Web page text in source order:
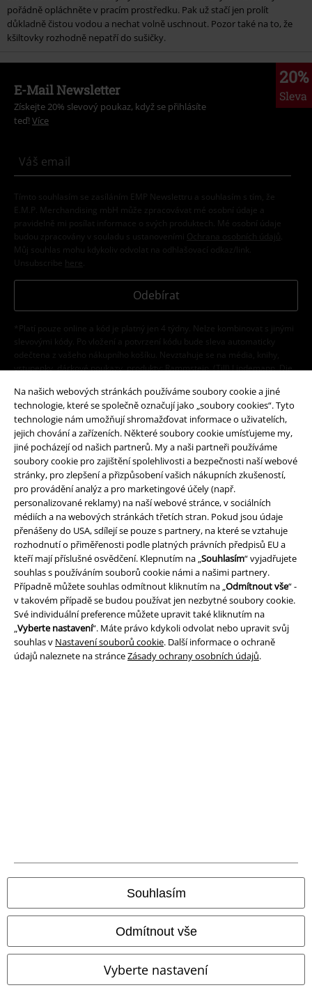
Na našich webových stránkách používáme soubory cookie a jiné
technologie, které se společně označují jako „soubory cookies“. Tyto
technologie nám umožňují shromažďovat informace o uživatelích,
jejich chování a zařízeních. Některé soubory cookie umísťujeme my,
jiné pocházejí od našich partnerů. My a naši partneři používáme
soubory cookie pro zajištění spolehlivosti a bezpečnosti naší webové
stránky, pro zlepšení a přizpůsobení vašich nákupních zkušeností,
pro provádění analýz a pro marketingové účely (např.
personalizované reklamy) na naší webové stránce, v sociálních
médiích a na webových stránkách třetích stran. Pokud jsou údaje
přenášeny do USA, sdílejí se pouze s partnery, na které se vztahuje
rozhodnutí o přiměřenosti podle platných právních předpisů EU a
kteří mají příslušné osvědčení. Klepnutím na „Souhlasím“ vyjadřujete
souhlas s používáním souborů cookie námi a našimi partnery.
Případně můžete souhlas odmítnout kliknutím na „Odmítnout vše“ -
v takovém případě se budou používat jen nezbytné soubory cookie.
Své individuální preference můžete upravit také kliknutím na
„Vyberte nastavení“. Máte právo kdykoli odvolat nebo upravit svůj
souhlas v Nastavení souborů cookie. Další informace o ochraně
údajů naleznete na stránceZásady ochrany osobních údajů.
Souhlasím
Odmítnout vše
Vyberte nastavení
pořádně opláchněte v pracím prostředku. Pak už stačí jen prolít
důkladně čistou vodou a nechat volně uschnout. Pozor také na to, že
kšiltovky rozhodně nepatří do sušičky.
20%
Sleva
E-Mail Newsletter
Získejte 20% slevový poukaz, když se přihlásíte
teď! Více
Tímto souhlasím se zasíláním EMP Newslettru a souhlasím s tím, že
E.M.P. Merchandising mbH může zpracovávat mé osobní údaje a
pravidelně mi posílat informace o svých produktech. Mé osobní údaje
budou zpracovány v souladu s ustanoveními
Ochrana osobních údajů
Můj souhlas mohu kdykoliv odvolat na odhlašovací odkaz/link.
Unsubscribe here
Odebírat
*Platí pouze online a kód je platný jen 4 týdny. Nelze kombinovat s jinými
slevovými kódy. Po vložení a potvrzení kódu bude sleva automaticky
odečtena z vašeho nákupního košíku. Nevztahuje se na média, knihy,
vstupenky, dárkové poukazy, produkty: Rammstein, (Till) Lindemann, Die
zboží, jehož koupí podpoříte nadaci.
Náš zákaznický servis je tu pro vás
Dnes jsme k dispozici: do 17:00 hod.Dozvědět se více
Zahájit chat
Zákaznícky servis
Pomoc / FAQ
Podmínky vracení zboží
Soutěž
Objednejte si dárkový poukaz
O EMP
Udržitelnost